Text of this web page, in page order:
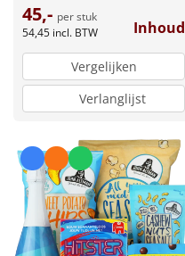
Warmtekussen
NIEUW
Slowcooker POPULAIR
Noodradio NIEUW
Deken (fleece plaid)
Alle artikelen
Overige
45,- per stuk
54,45 incl. BTW Inhoud
Vergelijken
Verlanglijst